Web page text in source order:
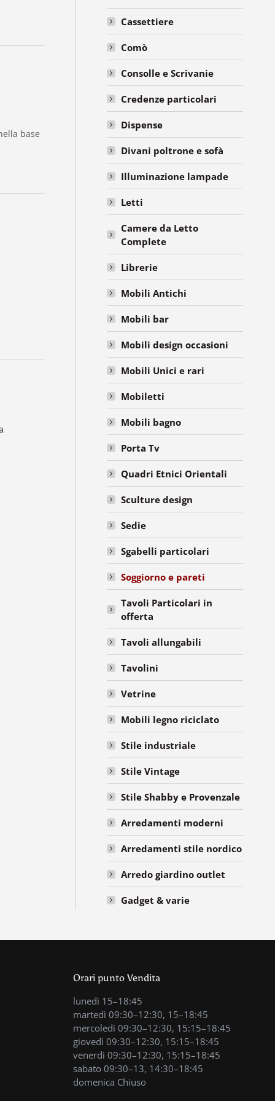
base
Cassettiere
Comò
Consolle e Scrivanie
Credenze particolari
Dispense
Divani poltrone e sofà
Illuminazione lampade
Letti
Camere da Letto
Complete
Librerie
Mobili Antichi
Mobili bar
Mobili design occasioni
Mobili Unici e rari
Mobiletti
Mobili bagno
Porta Tv
Quadri Etnici Orientali
Sculture design
Sedie
Sgabelli particolari
Soggiorno e pareti
Tavoli Particolari in
offerta
Tavoli allungabili
Tavolini
Vetrine
Mobili legno riciclato
Stile industriale
Stile Vintage
Stile Shabby e Provenzale
Arredamenti moderni
Arredamenti stile nordico
Arredo giardino outlet
Gadget & varie
Orari punto Vendita
lunedì 15–18:45
martedì 09:30–12:30, 15–18:45
mercoledì 09:30–12:30, 15:15–18:45
giovedì 09:30–12:30, 15:15–18:45
venerdì 09:30–12:30, 15:15–18:45
sabato 09:30–13, 14:30–18:45
domenica Chiuso